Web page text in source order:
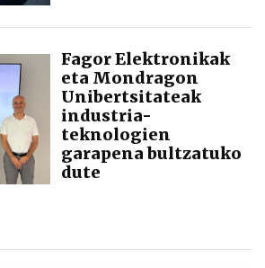
Fagor Elektronikak
eta Mondragon
Unibertsitateak
industria-
teknologien
garapena bultzatuko
dute